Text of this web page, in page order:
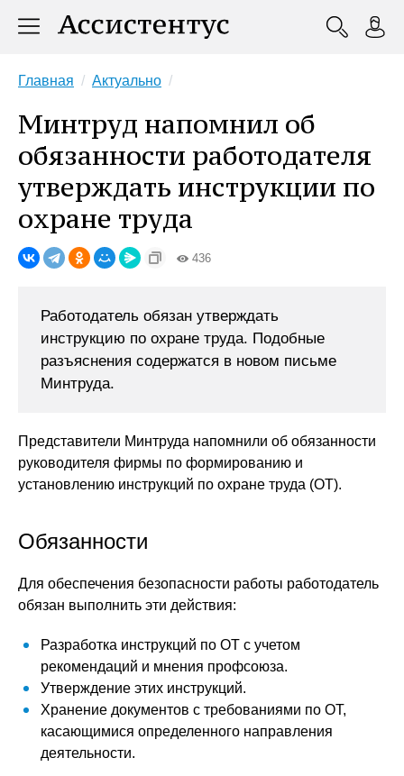
Главная Актуально
Минтруд напомнил об
обязанности работодателя
утверждать инструкции по
охране труда
436
Работодатель обязан утверждать
инструкцию по охране труда. Подобные
разъяснения содержатся в новом письме
Минтруда.
Представители Минтруда напомнили об обязанности
руководителя фирмы по формированию и
установлению инструкций по охране труда (ОТ).
Обязанности
Для обеспечения безопасности работы работодатель
обязан выполнить эти действия:
Разработка инструкций по ОТ с учетом
рекомендаций и мнения профсоюза.
Утверждение этих инструкций.
Хранение документов с требованиями по ОТ,
касающимися определенного направления
деятельности.